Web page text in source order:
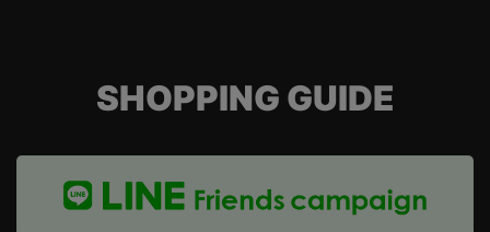
SHOPPING GUIDE